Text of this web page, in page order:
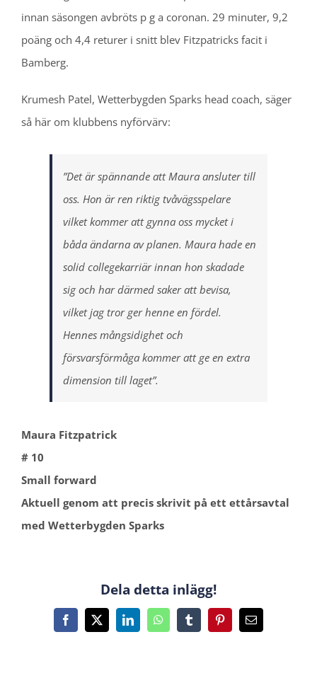
innan säsongen avbröts p g a coronan. 29 minuter, 9,2
poäng och 4,4 returer i snitt blev Fitzpatricks facit i
Bamberg.
Krumesh Patel, Wetterbygden Sparks head coach, säger
så här om klubbens nyförvärv:
”Det är spännande att Maura ansluter till
oss. Hon är ren riktig tvåvägsspelare
vilket kommer att gynna oss mycket i
båda ändarna av planen. Maura hade en
solid collegekarriär innan hon skadade
sig och har därmed saker att bevisa,
vilket jag tror ger henne en fördel.
Hennes mångsidighet och
försvarsförmåga kommer att ge en extra
dimension till laget”.
Maura Fitzpatrick
# 10
Small forward
Aktuell genom att precis skrivit på ett ettårsavtal
med Wetterbygden Sparks
Dela detta inlägg!
Facebook
X LinkedInWhatsAppTumblrPinterest
E-
post